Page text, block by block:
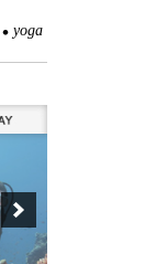
yoga